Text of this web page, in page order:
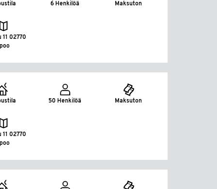
6 Henkilöä Maksuton
02770
50 Henkilöä Maksuton
02770